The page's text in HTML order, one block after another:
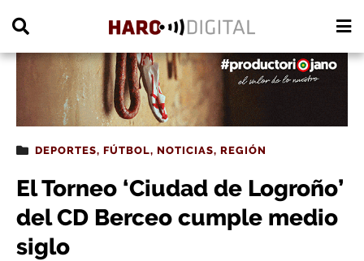
DEPORTES, FÚTBOL, NOTICIAS, REGIÓN
El Torneo ‘Ciudad de Logroño’
del CD Berceo cumple medio
siglo